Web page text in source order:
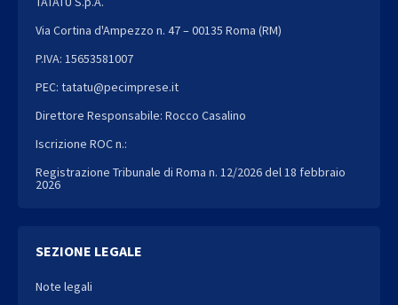
Via Cortina d'Ampezzo n. 47 – 00135 Roma (RM)
P.IVA: 15653581007
PEC: tatatu@pecimprese.it
Direttore Responsabile: Rocco Casalino
Iscrizione ROC n.:
Registrazione Tribunale di Roma n. 12/2026 del 18 febbraio
2026
SEZIONE LEGALE
Note legali